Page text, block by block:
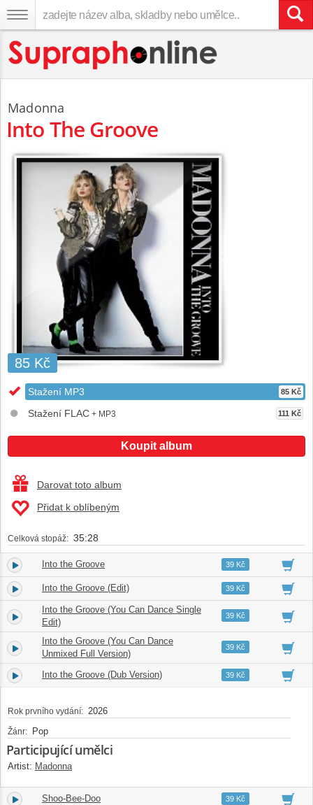
Madonna
Into The Groove
85 Kč
Stažení MP3 85 Kč
Stažení FLAC + MP3 111 Kč
Koupit album
Darovat toto album
Přidat k oblíbeným
Celková stopáž: 35:28
1. Into the Groove 04:4539 Kč
2. Into the Groove (Edit) 05:3839 Kč
3.
Into the Groove (You Can Dance Single
Edit)
04:4839 Kč
4.
Into the Groove (You Can Dance
Unmixed Full Version)
08:3739 Kč
5. Into the Groove (Dub Version) 06:2339 Kč
Rok prvního vydání: 2026
Žánr: Pop
Participující umělci
Artist: Madonna
6. Shoo-Bee-Doo 05:1739 Kč